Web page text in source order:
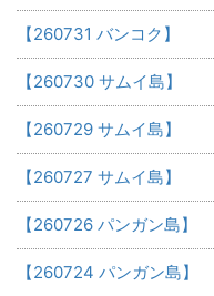
【260731 バンコク】
【260730 サムイ島】
【260729 サムイ島】
【260727 サムイ島】
【260726 パンガン島】
【260724 パンガン島】